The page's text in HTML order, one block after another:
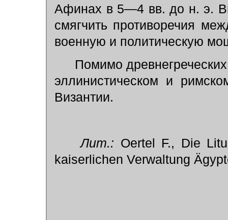
Афинах в 5—4 вв. до н. э.
смягчить противоречия
военную и политическую
Помимо
эллинистическом и
Византии.
Лит.: Oertel F., Die
kaiserlichen Verwaltung